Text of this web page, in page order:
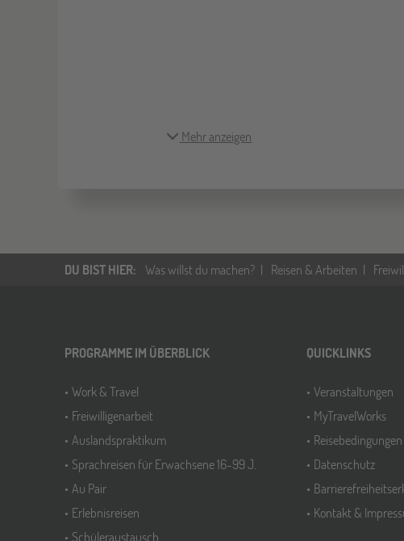
Mehr anzeigen
DU BIST HIER: Was willst du machen? Reisen & Arbeiten
PROGRAMME IM ÜBERBLICK
Work & Travel
Freiwilligenarbeit
Auslandspraktikum
Sprachreisen für Erwachsene 16-99 J.
Au Pair
Erlebnisreisen
Schüleraustausch
QUICKLINKS
Veranstaltungen
MyTravelWorks
Reisebedingungen
Datenschutz
Kontakt &